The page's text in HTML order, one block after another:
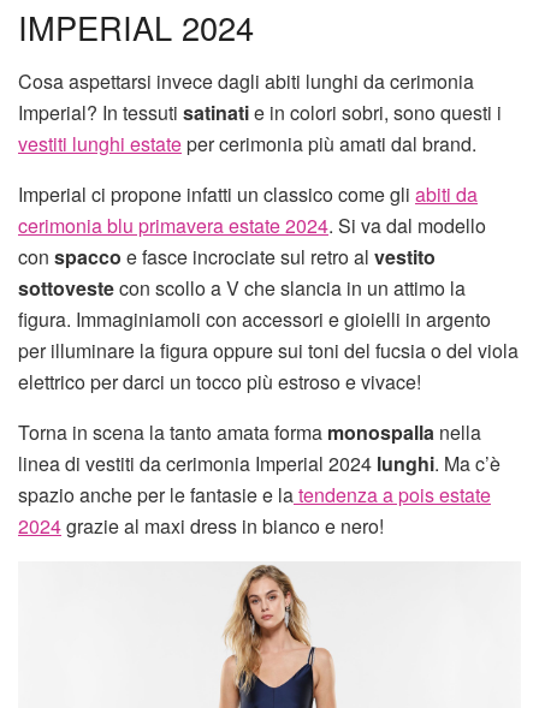
IMPERIAL 2024
Cosa aspettarsi invece dagli abiti lunghi da cerimonia
Imperial? In tessuti satinatie in colori sobri, sono questi i
vestiti lunghi estateper cerimonia più amati dal brand.
Imperial ci propone infatti un classico come gli abiti da
cerimonia blu primavera estate 2024. Si va dal modello
con spacco e fasce incrociate sul retro al vestito
sottovestecon scollo a V che slancia in un attimo la
figura. Immaginiamoli con accessori e gioielli in argento
per illuminare la figura oppure sui toni del fucsia o del viola
elettrico per darci un tocco più estroso e vivace!
Torna in scena la tanto amata forma monospalla nella
linea di vestiti da cerimonia Imperial 2024 lunghi. Ma c’è
spazio anche per le fantasie e latendenza a pois estate
2024grazie al maxi dress in bianco e nero!